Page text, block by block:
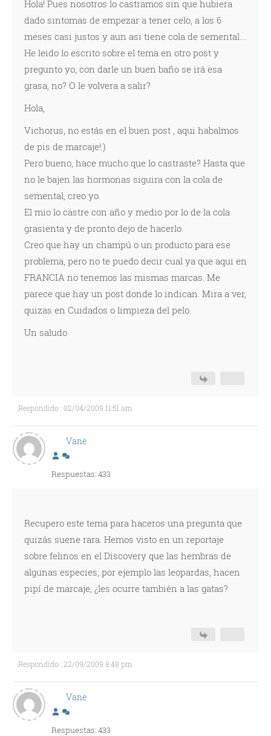
Hola! Pues nosotros lo castramos sin que hubiera
dado sintomas de empezar a tener celo, a los 6
meses casi justos y aun asi tiene cola de semental....
He leido lo escrito sobre el tema en otro post y
pregunto yo, con darle un buen baño se irá esa
grasa, no? O le volvera a salir?
Hola,
Vichorus, no estás en el buen post , aqui habalmos
de pis de marcaje!:)
Pero bueno, hace mucho que lo castraste? Hasta que
no le bajen las hormonas siguira con la cola de
semental, creo yo.
El mio lo castre con año y medio por lo de la cola
grasienta y de pronto dejo de hacerlo.
Creo que hay un champú o un producto para ese
problema, pero no te puedo decir cual ya que aqui en
FRANCIA no tenemos las mismas marcas. Me
parece que hay un post donde lo indican. Mira a ver,
quizas en Cuidados o limpieza del pelo.
Un saludo
Respondido : 02/04/2009 11:51 am
Vane
Respuestas: 433
Recupero este tema para haceros una pregunta que
quizás suene rara. Hemos visto en un reportaje
sobre felinos en el Discovery que las hembras de
algunas especies, por ejemplo las leopardas, hacen
pipí de marcaje, ¿les ocurre también a las gatas?
Respondido : 22/09/2009 8:48 pm
Vane
Respuestas: 433